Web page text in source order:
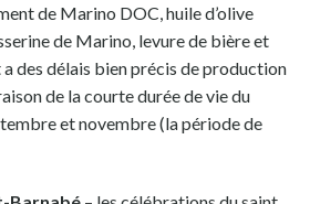
de Marino DOC, huile d’olive
de Marino, levure de bière et
a des délais bien précis de production
de la courte durée de vie du
et novembre (la période de